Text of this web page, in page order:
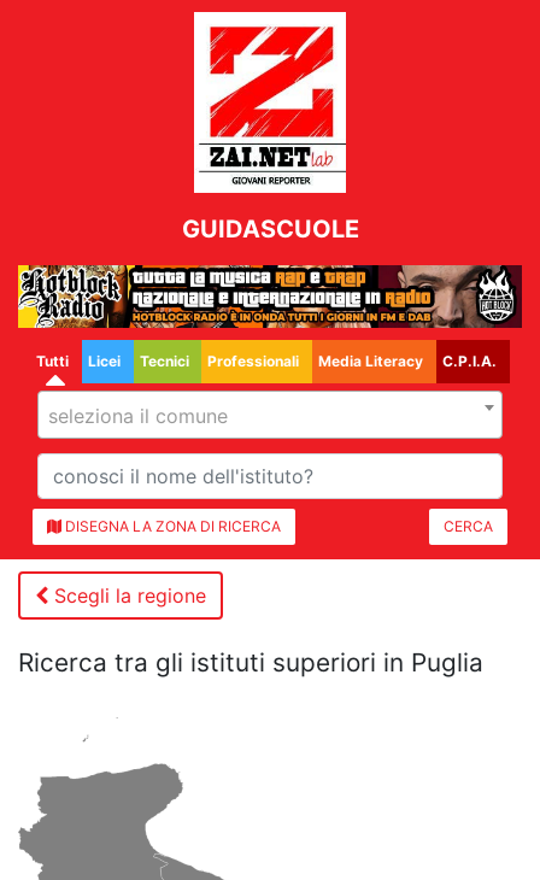
GUIDASCUOLE
Tutti Licei Tecnici Professionali Media Literacy C.P.I.A.
seleziona il comune
DISEGNA LA ZONA DI RICERCA CERCA
Scegli la regione
Ricerca tra gli istituti superiori in Puglia